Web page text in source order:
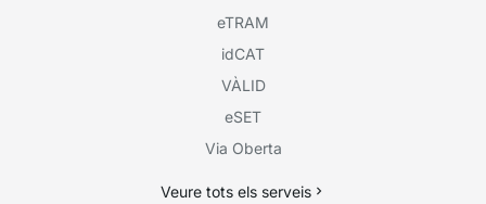
eTRAM
idCAT
VÀLID
eSET
Via Oberta
Veure tots els serveis